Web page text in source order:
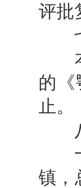
评批
的
止。
镇，